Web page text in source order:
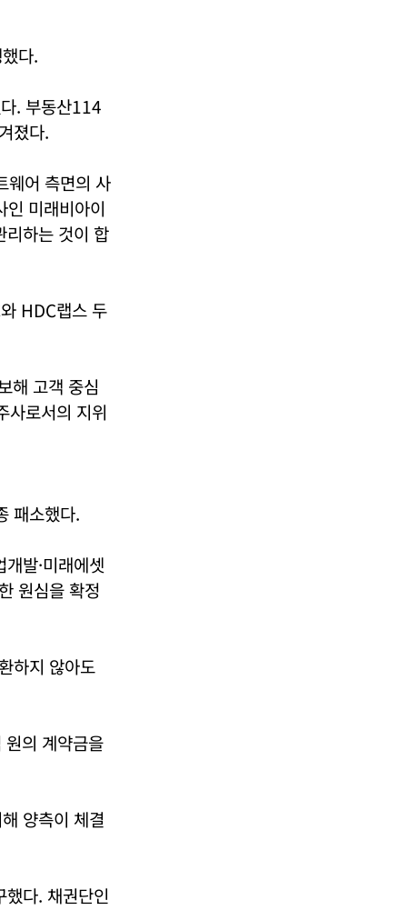
다.
. 부동산114
졌다.
웨어 측면의 사
미래비아이
리하는 것이 합
HDC랩스 두
해 고객 중심
사로서의 지위
패소했다.
발·미래에셋
원심을 확정
하지 않아도
의 계약금을
양측이 체결
다. 채권단인